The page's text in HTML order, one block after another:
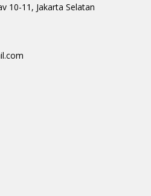
10-11, Jakarta Selatan